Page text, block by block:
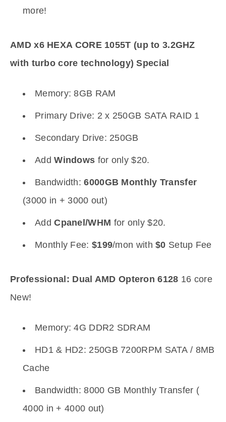
more!
AMD x6 HEXA CORE 1055T (up to 3.2GHZ
with turbo core technology) Special
Memory: 8GB RAM
Primary Drive: 2 x 250GB SATA RAID 1
Secondary Drive: 250GB
AddWindows for only $20.
Bandwidth:6000GB Monthly Transfer
(3000 in + 3000 out)
AddCpanel/WHM for only $20.
Monthly Fee: $199/mon with$0 Setup Fee
Professional: Dual AMD Opteron 6128 16 core
New!
Memory: 4G DDR2 SDRAM
HD1 & HD2: 250GB 7200RPM SATA / 8MB
Cache
Bandwidth: 8000 GB Monthly Transfer (
4000 in + 4000 out)